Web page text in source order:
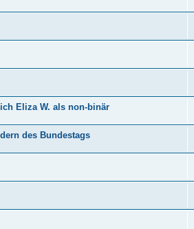
Eliza W. als non-binär
des Bundestags